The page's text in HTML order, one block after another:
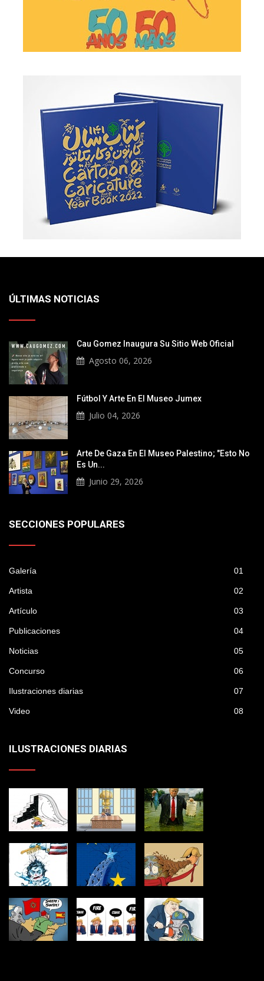
ÚLTIMAS NOTICIAS
Cau Gomez Inaugura Su Sitio Web Oficial
Agosto 06, 2026
Fútbol Y Arte En El Museo Jumex
Julio 04, 2026
Arte De Gaza En El Museo Palestino; "Esto No
Es Un...
Junio 29, 2026
SECCIONES POPULARES
Galería 01
Artista 02
Artículo 03
Publicaciones 04
Noticias 05
Concurso 06
Ilustraciones diarias 07
Video 08
ILUSTRACIONES DIARIAS